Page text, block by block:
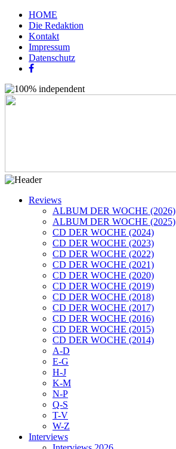
HOME
Die Redaktion
Kontakt
Impressum
Datenschutz
Reviews
ALBUM DER WOCHE (2026)
ALBUM DER WOCHE (2025)
CD DER WOCHE (2024)
CD DER WOCHE (2023)
CD DER WOCHE (2022)
CD DER WOCHE (2021)
CD DER WOCHE (2020)
CD DER WOCHE (2019)
CD DER WOCHE (2018)
CD DER WOCHE (2017)
CD DER WOCHE (2016)
CD DER WOCHE (2015)
CD DER WOCHE (2014)
A-D
E-G
H-J
K-M
N-P
Q-S
T-V
W-Z
Interviews